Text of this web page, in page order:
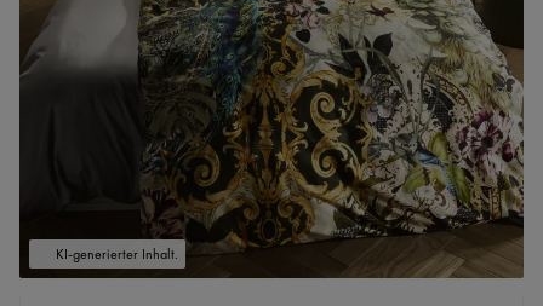
KI-generierter Inhalt.